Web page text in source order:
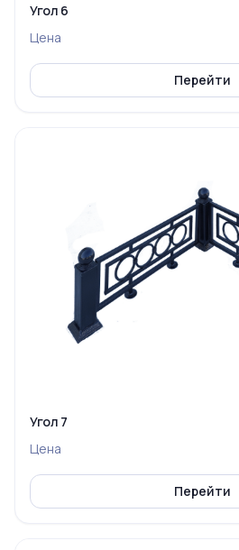
Угол 6
Цена
Перейти
Угол 7
Цена
Перейти